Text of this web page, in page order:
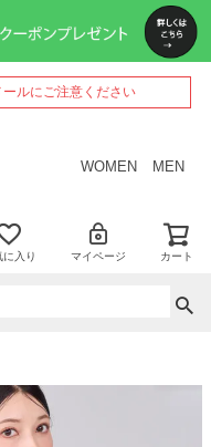
ルにご注意ください
WOMEN MEN
に入り マイページ カート
ペー
ジト
ップ
へ